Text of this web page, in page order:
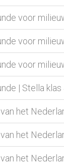
voor
voor
voor
| Stella klas
het
het
het